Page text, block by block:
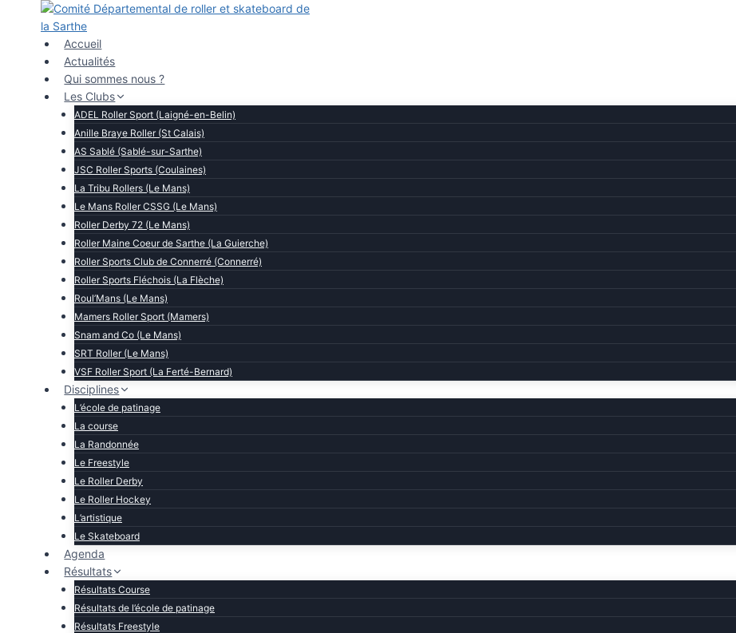
Accueil
Actualités
Qui sommes nous ?
Les Clubs
ADEL Roller Sport (Laigné-en-Belin)
Anille Braye Roller (St Calais)
AS Sablé (Sablé-sur-Sarthe)
JSC Roller Sports (Coulaines)
La Tribu Rollers (Le Mans)
Le Mans Roller CSSG (Le Mans)
Roller Derby 72 (Le Mans)
Roller Maine Coeur de Sarthe (La Guierche)
Roller Sports Club de Connerré (Connerré)
Roller Sports Fléchois (La Flèche)
Roul’Mans (Le Mans)
Mamers Roller Sport (Mamers)
Snam and Co (Le Mans)
SRT Roller (Le Mans)
VSF Roller Sport (La Ferté-Bernard)
Disciplines
L’école de patinage
La course
La Randonnée
Le Freestyle
Le Roller Derby
Le Roller Hockey
L’artistique
Le Skateboard
Agenda
Résultats
Résultats Course
Résultats de l’école de patinage
Résultats Freestyle